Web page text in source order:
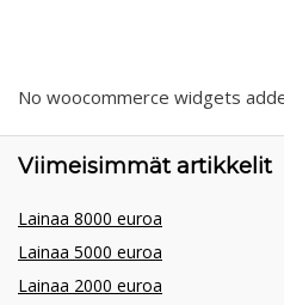
No woocommerce widgets
Viimeisimmät artikkelit
Lainaa 8000 euroa
Lainaa 5000 euroa
Lainaa 2000 euroa